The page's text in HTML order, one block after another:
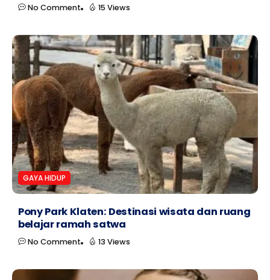
No Comment 15 Views
GAYA HIDUP
Pony Park Klaten: Destinasi wisata dan ruang
belajar ramah satwa
No Comment 13 Views